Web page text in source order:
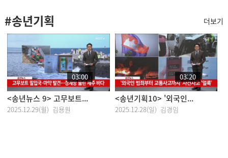
#송년기획 더보기
03:00
<송년뉴스 9> 고무보트...
2025.12.29(월) 김용원
03:20
<송년기획10> '외국인...
2025.12.28(일) 김경임